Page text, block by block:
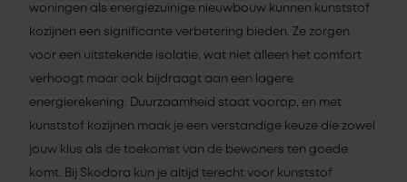
woningen als energiezuinige nieuwbouw kunnen kunststof
kozijnen een significante verbetering bieden. Ze zorgen
voor een uitstekende isolatie, wat niet alleen het comfort
verhoogt maar ook bijdraagt aan een lagere
energierekening. Duurzaamheid staat voorop, en met
kunststof kozijnen maak je een verstandige keuze die zowel
jouw klus als de toekomst van de bewoners ten goede
komt. Bij Skodora kun je altijd terecht voor kunststof